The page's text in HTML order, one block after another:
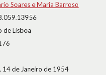
Soares e Maria Barroso
de Lisboa
14 de Janeiro de 1954